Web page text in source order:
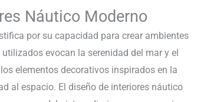
Náutico Moderno
por su capacidad para crear ambientes
evocan la serenidad del mar y el
elementos decorativos inspirados en la
al espacio. El diseño de interiores náutico